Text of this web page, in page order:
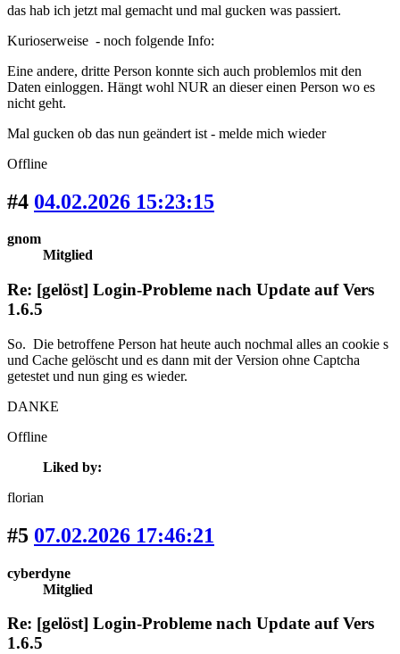
das hab ich jetzt mal gemacht und mal gucken was passiert.
Kurioserweise - noch folgende Info:
Eine andere, dritte Person konnte sich auch problemlos mit den
Daten einloggen. Hängt wohl NUR an dieser einen Person wo es
nicht geht.
Mal gucken ob das nun geändert ist - melde mich wieder
Offline
#4 04.02.2026 15:23:15
gnom
Mitglied
Re: [gelöst] Login-Probleme nach Update auf Vers
1.6.5
So. Die betroffene Person hat heute auch nochmal alles an cookie s
und Cache gelöscht und es dann mit der Version ohne Captcha
getestet und nun ging es wieder.
DANKE
Offline
Liked by:
florian
#5 07.02.2026 17:46:21
cyberdyne
Mitglied
Re: [gelöst] Login-Probleme nach Update auf Vers
1.6.5